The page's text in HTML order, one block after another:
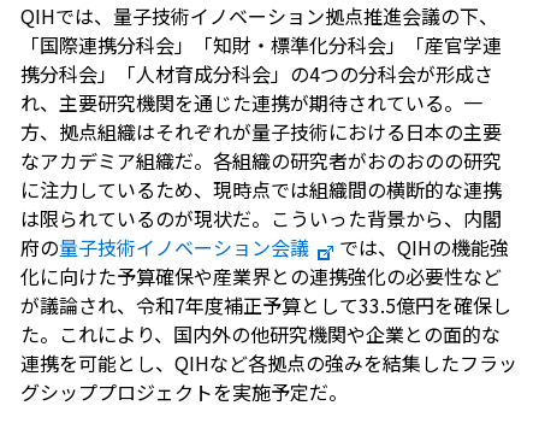
QIHでは、量子技術イノベーション拠点推進会議の下、
「国際連携分科会」「知財・標準化分科会」「産官学連
携分科会」「人材育成分科会」の4つの分科会が形成さ
れ、主要研究機関を通じた連携が期待されている。一
方、拠点組織はそれぞれが量子技術における日本の主要
なアカデミア組織だ。各組織の研究者がおのおのの研究
に注力しているため、現時点では組織間の横断的な連携
は限られているのが現状だ。こういった背景から、内閣
府の量子技術イノベーション会議
では、QIHの機能強
化に向けた予算確保や産業界との連携強化の必要性など
が議論され、令和7年度補正予算として33.5億円を確保し
た。これにより、国内外の他研究機関や企業との面的な
連携を可能とし、QIHなど各拠点の強みを結集したフラッ
グシッププロジェクトを実施予定だ。